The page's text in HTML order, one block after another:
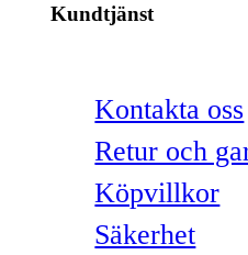
Kundtjänst
Kontakta oss
Retur och
Köpvillkor
Säkerhet